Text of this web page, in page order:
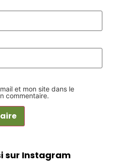
et mon site dans le
commentaire.
sur Instagram